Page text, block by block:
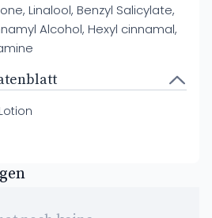
Linalool, Benzyl Salicylate,
Alcohol, Hexyl cinnamal,
Lotion